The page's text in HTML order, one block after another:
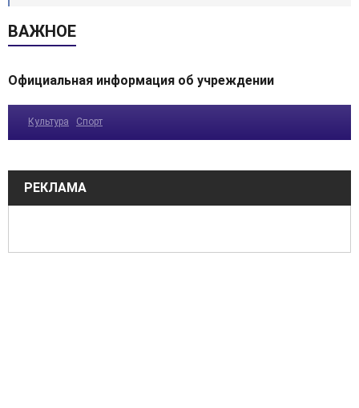
ВАЖНОЕ
Официальная информация об учреждении
Культура Спорт
РЕКЛАМА